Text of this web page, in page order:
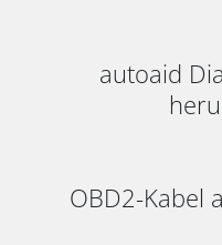
autoaid
OBD2-Kabel